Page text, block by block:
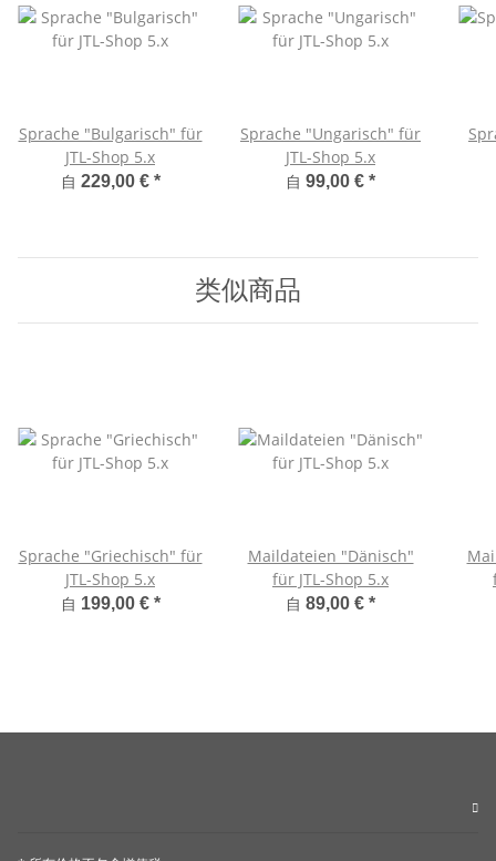
Sprache "Bulgarisch" für
JTL-Shop 5.x
自 229,00 € *
Sprache "Ungarisch" für
JTL-Shop 5.x
自 99,00 € *
类似商品
Sprache "Griechisch" für
JTL-Shop 5.x
自 199,00 € *
Maildateien "Dänisch"
für JTL-Shop 5.x
自 89,00 € *